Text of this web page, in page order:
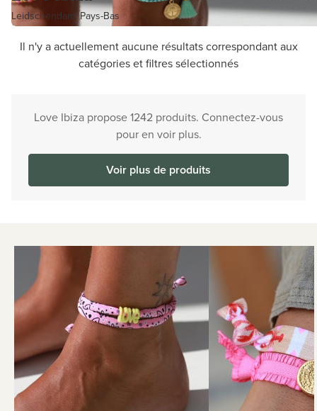
Leidschendam, Pays-Bas
Il n'y a actuellement aucune résultats correspondant aux
catégories et filtres sélectionnés
Love Ibiza propose 1242 produits. Connectez-vous
pour en voir plus.
Voir plus de produits